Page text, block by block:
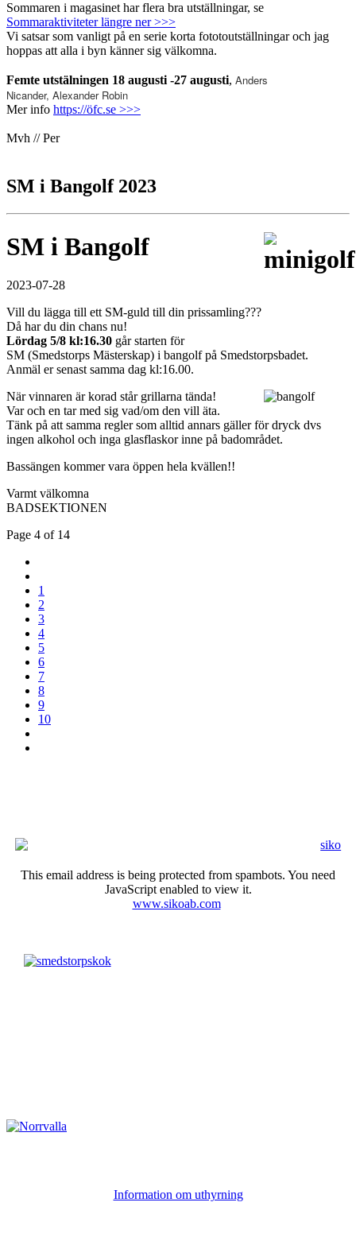
Sommaren i magasinet har flera bra utställningar, se
Sommaraktiviteter längre ner >>>
Vi satsar som vanligt på en serie korta fototoutställningar och jag
hoppas att alla i byn känner sig välkomna.
Femte utstälningen 18 augusti -27 augusti, Anders
Nicander, Alexander Robin
Mer info https://öfc.se >>>
Mvh // Per
SM i Bangolf 2023
SM i Bangolf
2023-07-28
Vill du lägga till ett SM-guld till din prissamling???
Då har du din chans nu!
Lördag 5/8 kl:16.30 går starten för
SM (Smedstorps Mästerskap) i bangolf på Smedstorpsbadet.
Anmäl er senast samma dag kl:16.00.
När vinnaren är korad står grillarna tända!
Var och en tar med sig vad/om den vill äta.
Tänk på att samma regler som alltid annars gäller för dryck dvs
ingen alkohol och inga glasflaskor inne på badområdet.
Bassängen kommer vara öppen hela kvällen!!
Varmt välkomna
BADSEKTIONEN
Page 4 of 14
1
2
3
4
5
6
7
8
9
10
This email address is being protected from spambots. You need
JavaScript enabled to view it.
www.sikoab.com
Information om uthyrning